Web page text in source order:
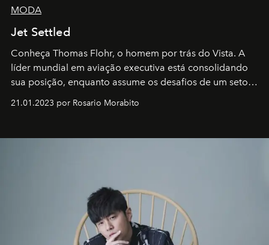
MODA
Jet Settled
Conheça Thomas Flohr, o homem por trás do Vista. A
líder mundial em aviação executiva está consolidando
sua posição, enquanto assume os desafios de um setor
em rápida evolução e redefinindo o conceito de luxo
21.01.2023 por Rosario Morabito